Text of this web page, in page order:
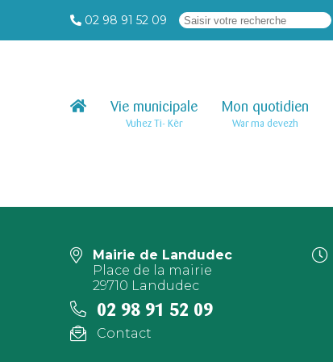
02 98 91 52 09
Vie municipale
Vuhez Ti- Kêr
Mon quotidien
War ma devezh
Mairie de Landudec
Place de la mairie
29710 Landudec
02 98 91 52 09
Contact